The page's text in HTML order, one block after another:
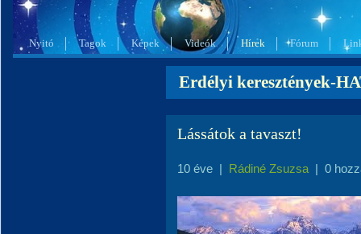
Nyitó Tagok Képek Videók Hírek Fórum
Erdélyi keresztények-
Lássátok a tavaszt!
10 éve | Rádiné Zsuzsa | 0